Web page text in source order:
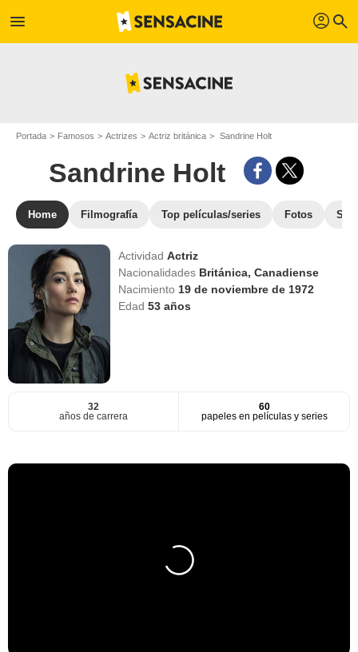
menu profil search
Portada Famosos Actrizes Actriz británica Sandrine Holt
Sandrine Holt
Home Filmografía Top películas/series Fotos
ActividadActriz
Nacionalidades Británica, Canadiense
Nacimiento 19 de noviembre de 1972
Edad53 años
32
años de carrera
60
papeles en películas y series